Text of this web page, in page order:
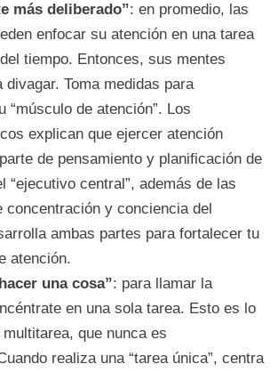
más deliberado”: en promedio, las
enfocar su atención en una tarea
tiempo. Entonces, sus mentes
divagar. Toma medidas para
“músculo de atención”. Los
explican que ejercer atención
de pensamiento y planificación de
“ejecutivo central”, además de las
concentración y conciencia del
ambas partes para fortalecer tu
atención.
una cosa”: para llamar la
en una sola tarea. Esto es lo
que nunca es
realiza una “tarea única”, centra